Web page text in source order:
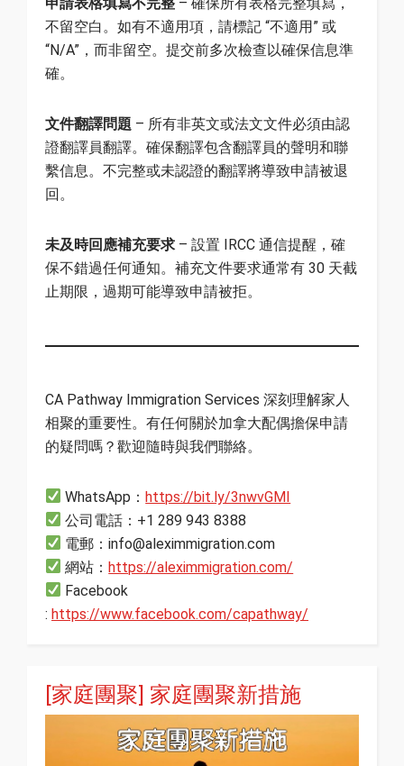
不留空白。如有不適用項，請標記 “不適用” 或
“N/A”，而非留空。提交前多次檢查以確保信息準
確。
文件翻譯問題 – 所有非英文或法文文件必須由認
證翻譯員翻譯。確保翻譯包含翻譯員的聲明和聯
繫信息。不完整或未認證的翻譯將導致申請被退
回。
未及時回應補充要求 – 設置 IRCC 通信提醒，確
保不錯過任何通知。補充文件要求通常有 30 天截
止期限，過期可能導致申請被拒。
CA Pathway Immigration Services 深刻理解家人
相聚的重要性。有任何關於加拿大配偶擔保申請
的疑問嗎？歡迎隨時與我們聯絡。
WhatsApp：https://bit.ly/3nwvGMI
公司電話：+1 289 943 8388
電郵：info@aleximmigration.com
網站：https://aleximmigration.com/
Facebook
: https://www.facebook.com/capathway/
[家庭團聚] 家庭團聚新措施